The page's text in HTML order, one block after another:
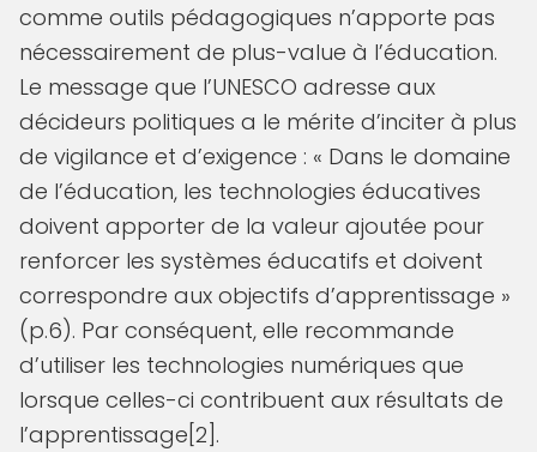
comme outils pédagogiques n’apporte pas
nécessairement de plus-value à l’éducation.
Le message que l’UNESCO adresse aux
décideurs politiques a le mérite d’inciter à plus
de vigilance et d’exigence : « Dans le domaine
de l’éducation, les technologies éducatives
doivent apporter de la valeur ajoutée pour
renforcer les systèmes éducatifs et doivent
correspondre aux objectifs d’apprentissage »
(p.6). Par conséquent, elle recommande
d’utiliser les technologies numériques que
lorsque celles-ci contribuent aux résultats de
l’apprentissage[2].